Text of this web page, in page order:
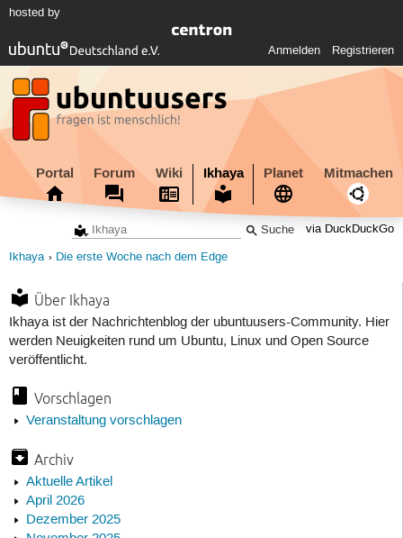
hosted by
Anmelden Registrieren
Portal Forum Wiki Ikhaya Planet Mitmachen
via DuckDuckGo
Ikhaya Die erste Woche nach dem Edge
Über Ikhaya
Ikhaya ist der Nachrichtenblog der ubuntuusers-Community. Hier
werden Neuigkeiten rund um Ubuntu, Linux und Open Source
veröffentlicht.
Vorschlagen
Veranstaltung vorschlagen
Archiv
Aktuelle Artikel
April 2026
Dezember 2025